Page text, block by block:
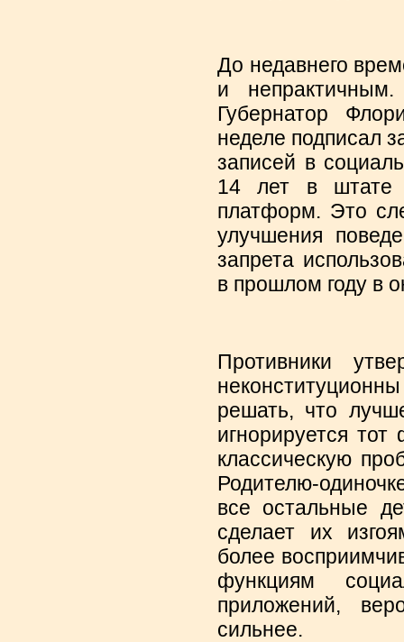
До недавнего
и
Губернатор
неделе подписал
записей в
14 лет в штате
платформ. Это
улучшения
запрета
в прошлом году в
Противники
решать, что
игнорируется
классическую
Родителю-
все остальные
сделает их
более
функциям
приложений,
сильнее.